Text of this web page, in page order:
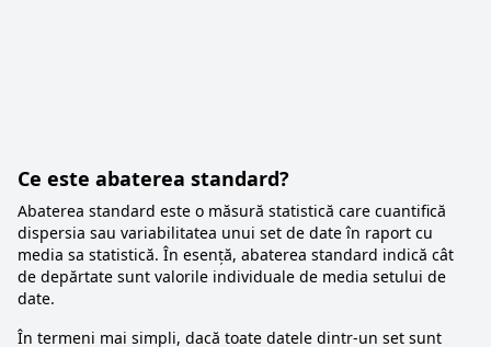
Ce este abaterea standard?
Abaterea standard este o măsură statistică care cuantifică
dispersia sau variabilitatea unui set de date în raport cu
media sa statistică. În esență, abaterea standard indică cât
de depărtate sunt valorile individuale de media setului de
date.
În termeni mai simpli, dacă toate datele dintr-un set sunt